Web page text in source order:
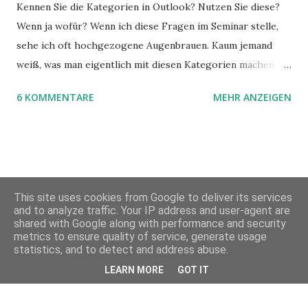
Kennen Sie die Kategorien in Outlook? Nutzen Sie diese?
Wenn ja wofür? Wenn ich diese Fragen im Seminar stelle,
sehe ich oft hochgezogene Augenbrauen. Kaum jemand
weiß, was man eigentlich mit diesen Kategorien machen
sie Ihnen vor.
6 KOMMENTARE MEHR ANZEIGEN
Powered by Blogger
This site uses cookies from Google to deliver its services
and to analyze traffic. Your IP address and user-agent are
shared with Google along with performance and security
metrics to ensure quality of service, generate usage
statistics, and to detect and address abuse.
LEARN MORE GOT IT